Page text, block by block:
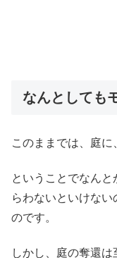
なんとしても
このままでは、庭
ということでなん
らわないといけな
のです。
しかし、庭の奪還は